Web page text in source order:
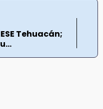
Tehuacán;